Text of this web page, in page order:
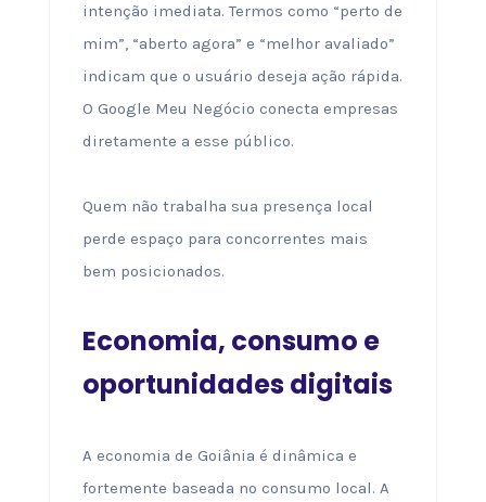
intenção imediata. Termos como “perto de
mim”, “aberto agora” e “melhor avaliado”
indicam que o usuário deseja ação rápida.
O Google Meu Negócio conecta empresas
diretamente a esse público.
Quem não trabalha sua presença local
perde espaço para concorrentes mais
bem posicionados.
Economia, consumo e
oportunidades digitais
A economia de Goiânia é dinâmica e
fortemente baseada no consumo local. A